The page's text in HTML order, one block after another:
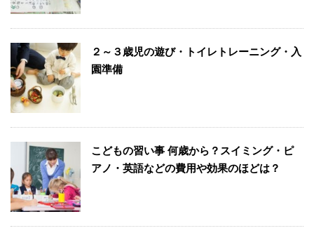
２～３歳児の遊び・トイレトレーニング・入
園準備
こどもの習い事 何歳から？スイミング・ピ
アノ・英語などの費用や効果のほどは？